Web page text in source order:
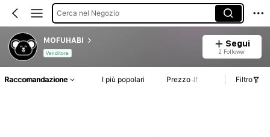
Cerca nel Negozio
MOFUHABI
Venditore
Segui
2 Follower
Raccomandazione I più popolari Prezzo Filtro